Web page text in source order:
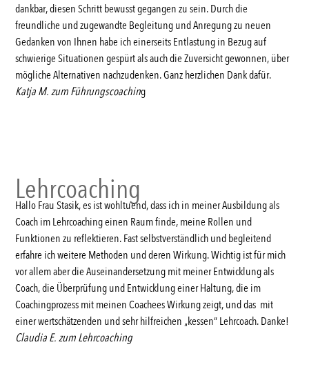
dankbar, diesen Schritt bewusst gegangen zu sein. Durch die
freundliche und zugewandte Begleitung und Anregung zu neuen
Gedanken von Ihnen habe ich einerseits Entlastung in Bezug auf
schwierige Situationen gespürt als auch die Zuversicht gewonnen, über
mögliche Alternativen nachzudenken. Ganz herzlichen Dank dafür.
Katja M. zum Führungscoaching
Lehrcoaching
Hallo Frau Stasik, es ist wohltuend, dass ich in meiner Ausbildung als
Coach im Lehrcoaching einen Raum finde, meine Rollen und
Funktionen zu reflektieren. Fast selbstverständlich und begleitend
erfahre ich weitere Methoden und deren Wirkung. Wichtig ist für mich
vor allem aber die Auseinandersetzung mit meiner Entwicklung als
Coach, die Überprüfung und Entwicklung einer Haltung, die im
Coachingprozess mit meinen Coachees Wirkung zeigt, und das mit
einer wertschätzenden und sehr hilfreichen „kessen“ Lehrcoach. Danke!
Claudia E. zum Lehrcoaching